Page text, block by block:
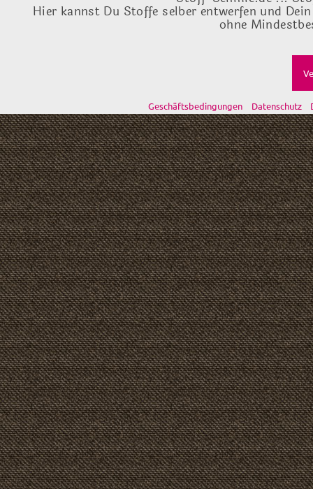
Hier kannst Du Stoffe selber entwerfen und
ohne
Geschäftsbedingungen Datenschutz